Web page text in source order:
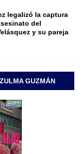
legalizó la captura
del
y su pareja
GUZMÁN